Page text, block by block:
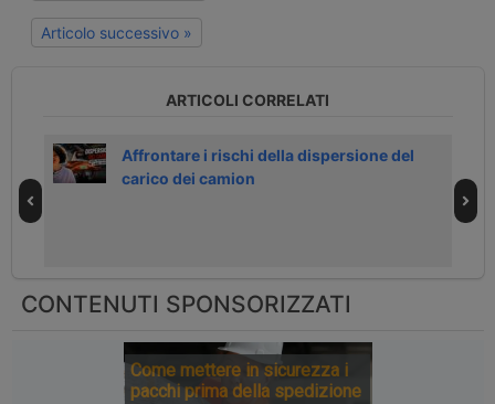
Articolo successivo »
ARTICOLI CORRELATI
Affrontare i rischi della dispersione del
carico dei camion
CONTENUTI SPONSORIZZATI
Come mettere in sicurezza i
pacchi prima della spedizione